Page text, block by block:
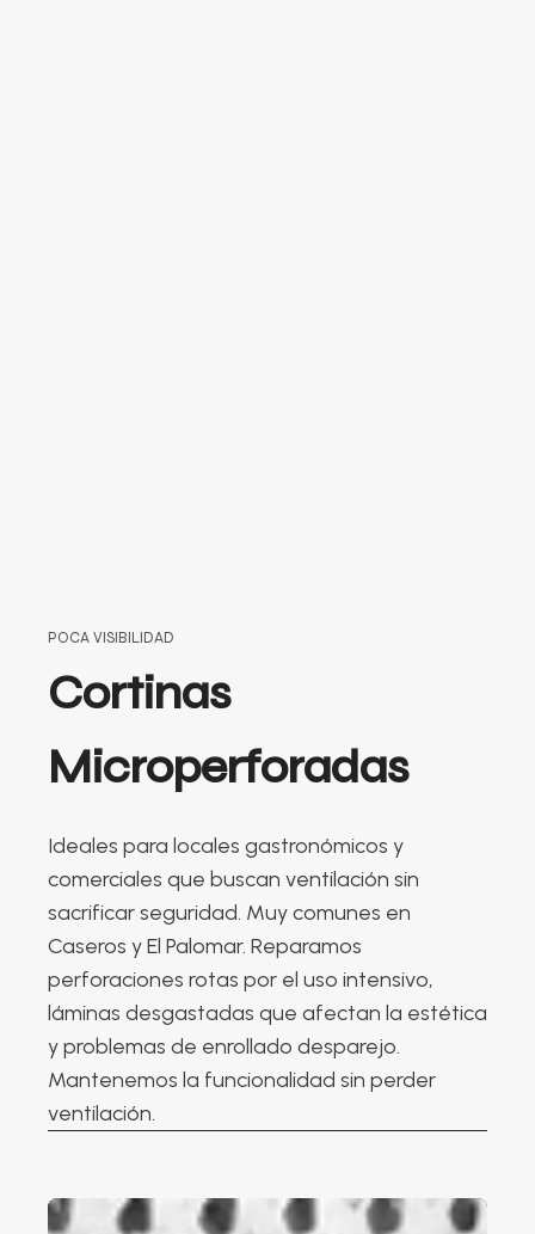
POCA VISIBILIDAD
Cortinas
Microperforadas
Ideales para locales gastronómicos y
comerciales que buscan ventilación sin
sacrificar seguridad. Muy comunes en
Caseros y El Palomar. Reparamos
perforaciones rotas por el uso intensivo,
láminas desgastadas que afectan la estética
y problemas de enrollado desparejo.
Mantenemos la funcionalidad sin perder
ventilación.